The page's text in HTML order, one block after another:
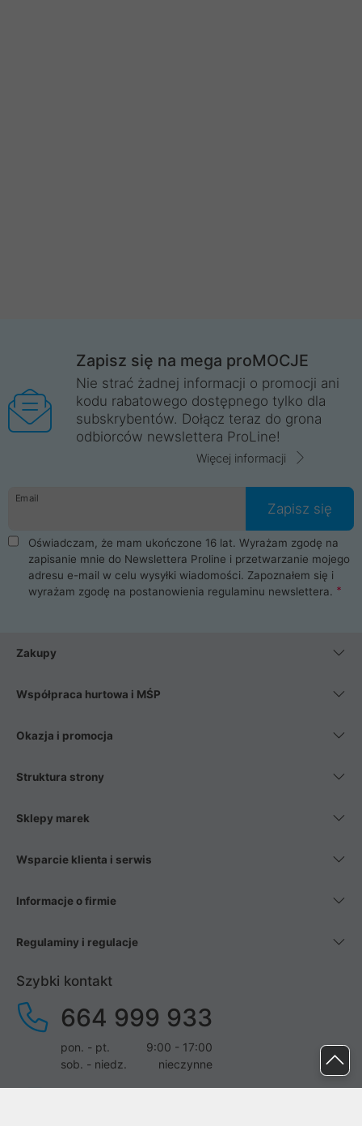
Zapisz się na mega proMOCJE
Nie strać żadnej informacji o promocji ani
kodu rabatowego dostępnego tylko dla
subskrybentów. Dołącz teraz do grona
odbiorców newslettera ProLine!
Więcej informacji
Email
Zapisz się
Oświadczam, że mam ukończone 16 lat. Wyrażam zgodę na
zapisanie mnie do Newslettera Proline i przetwarzanie mojego
adresu e-mail w celu wysyłki wiadomości. Zapoznałem się i
wyrażam zgodę na postanowienia regulaminu newslettera.
Zakupy
Współpraca hurtowa i MŚP
Okazja i promocja
Struktura strony
Sklepy marek
Wsparcie klienta i serwis
Informacje o firmie
Regulaminy i regulacje
Szybki kontakt
664 999 933
pon. - pt.
9:00 - 17:00
sob. - niedz.
nieczynne